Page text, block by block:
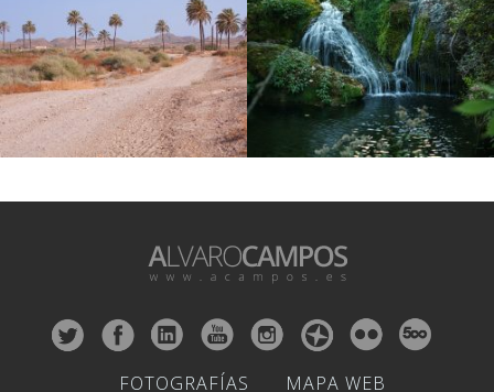
FOTOGRAFÍAS MAPA WEB